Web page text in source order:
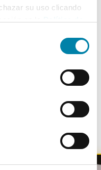
su uso clicando
Tracción